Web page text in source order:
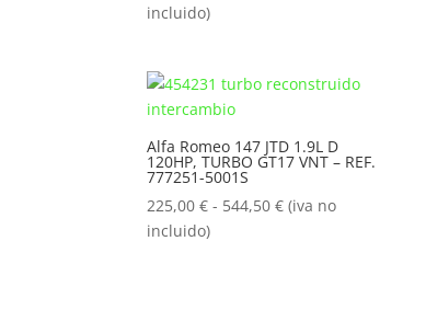
225,00 €
544,50 €
incluido)
Alfa Romeo 147 JTD 1.9L D
120HP, TURBO GT17 VNT – REF.
777251-5001S
225,00€ - 544,50€Rango
(iva no
incluido)